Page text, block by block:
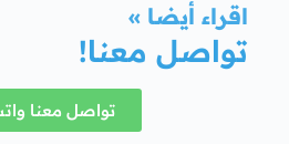
اقراء أيضا »
تواصل معنا!
تواصل معنا